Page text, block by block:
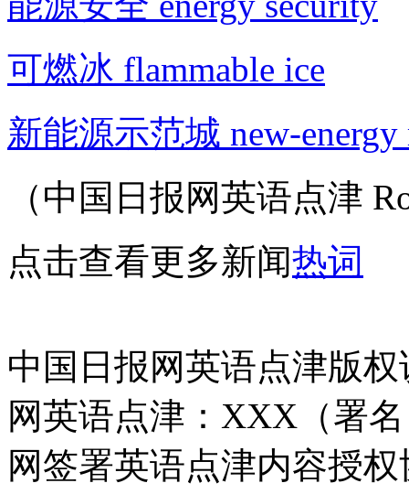
可燃冰 flammable ice
新能源示范城 new-
（中国日报网英语点津
点击查看更多新闻热词
中国日报网英语点津版
网英语点津：XXX（署
网签署英语点津内容授